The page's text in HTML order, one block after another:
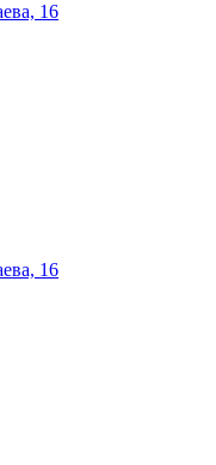
16
16